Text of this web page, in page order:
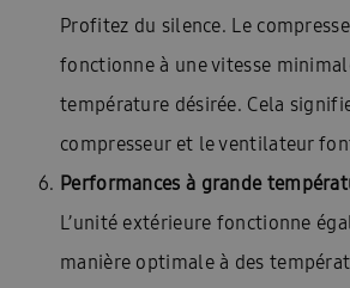
Profitez du silence. Le
fonctionne à une vitesse
température désirée. Cela
compresseur et le ventilateur
Performances à grande
L’unité extérieure fonctionne
manière optimale à des